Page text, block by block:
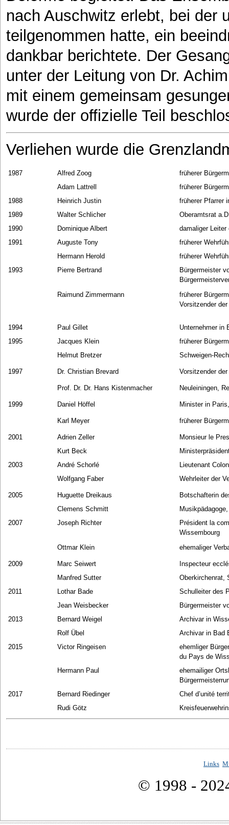
nach Auschwitz erlebt, bei der
teilgenommen hatte, ein
dankbar berichtete. Der
unter der Leitung von Dr.
mit einem gemeinsam
wurde der offizielle Teil
Verliehen wurde die
1987 Alfred Zoog
früherer
Adam Lattrell
früherer
1988
Heinrich Justin
früherer Pfarrer
1989
Walter Schlicher
Oberamtsrat
1990
Dominique Albert
damaliger
1991
Auguste Tony
früherer
Hermann Herold
früherer
1993
Pierre Bertrand
Bürgermeister
Raimund Zimmermann
früherer
Vorsitzender
1994 Paul Gillet
Unternehmer in
1995
Jacques Klein
früherer
Helmut Bretzer
Schweigen-
1997 Dr. Christian Brevard Vorsitzender
Prof. Dr. Dr. Hans Kistenmacher Neuleiningen,
1999 Daniel Höffel Minister in
Karl Meyer früherer
2001 Adrien Zeller
Monsieur le
Kurt Beck
2003
André Schorlé
Lieutenant
Wolfgang Faber
Wehrleiter der
2005 Huguette Dreikaus
Botschafterin
Clemens Schmitt
2007
Joseph Richter
Président la
Wissembourg
Ottmar Klein
ehemaliger
2009 Marc Seiwert
Inspecteur
Manfred Sutter
Oberkirchenrat,
2011
Lothar Bade
Schulleiter des
Jean Weisbecker
Bürgermeister
2013
Bernard Weigel
Archivar in
Rolf Übel
Archivar in Bad
2015
Victor Ringeisen
ehemliger
du Pays de
Hermann Paul
ehemailiger
2017
Bernard Riedinger
Chef d’unité
Rudi Götz
Links
© 1998 -